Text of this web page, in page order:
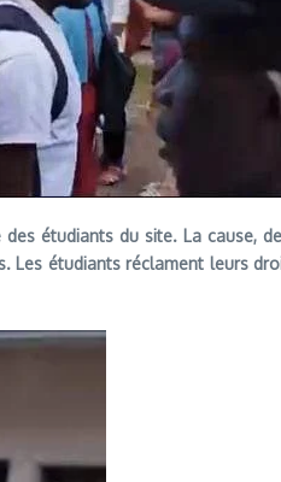
étudiants du site. La cause,
Les étudiants réclament leurs